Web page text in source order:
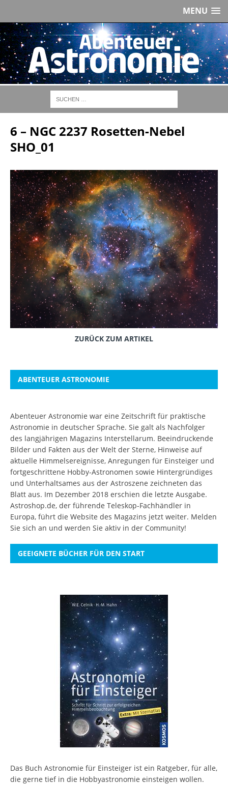
MENU
6 – NGC 2237 Rosetten-Nebel
SHO_01
ZURÜCK ZUM ARTIKEL
ABENTEUER ASTRONOMIE
Abenteuer Astronomie war eine Zeitschrift für praktische
Astronomie in deutscher Sprache. Sie galt als Nachfolger
des langjährigen Magazins Interstellarum. Beeindruckende
Bilder und Fakten aus der Welt der Sterne, Hinweise auf
aktuelle Himmelsereignisse, Anregungen für Einsteiger und
fortgeschrittene Hobby-Astronomen sowie Hintergründiges
und Unterhaltsames aus der Astroszene zeichneten das
Blatt aus. Im Dezember 2018 erschien die letzte Ausgabe.
Astroshop.de, der führende Teleskop-Fachhändler in
Europa, führt die Website des Magazins jetzt weiter. Melden
Sie sich an und werden Sie aktiv in der Community!
GEEIGNETE BÜCHER FÜR DEN START
Das Buch Astronomie für Einsteiger ist ein Ratgeber, für alle,
die gerne tief in die Hobbyastronomie einsteigen wollen.